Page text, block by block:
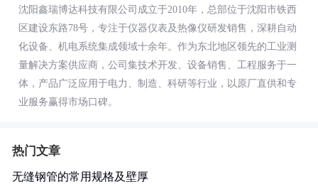
沈阳鑫瑞博达科技有限公司成立于2010年，总部位于沈阳市铁西
区建设东路78号，专注于仪器仪表及热像仪研发销售，深耕自动
化设备、机电系统集成领域十余年。作为东北地区领先的工业测
量解决方案供应商，公司集技术开发、设备销售、工程服务于一
体，产品广泛应用于电力、制造、科研等行业，以原厂直供和专
业服务赢得市场口碑。
热门文章
无缝钢管的常用规格及壁厚